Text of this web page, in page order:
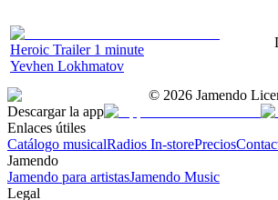
Heroic Trailer 1 minute
Yevhen Lokhmatov
© 2026 Jamendo
Descargar la app
Enlaces útiles
Catálogo musicalRadios In-storePrecios
Jamendo
Jamendo para artistasJamendo Music
Legal